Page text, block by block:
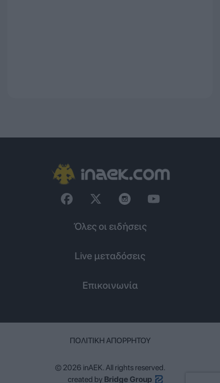
Όλες οι ειδήσεις
Live μεταδόσεις
Επικοινωνία
ΠΟΛΙΤΙΚΉ ΑΠΟΡΡΉΤΟΥ
© 2026 inAEK. All rights reserved.
created by Bridge Group